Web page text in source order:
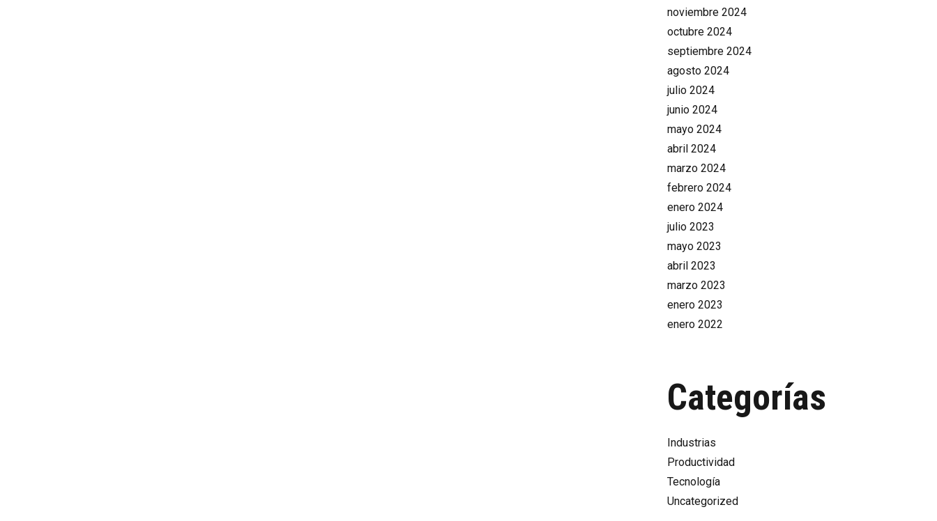
noviembre 2024
octubre 2024
septiembre 2024
agosto 2024
julio 2024
junio 2024
mayo 2024
abril 2024
marzo 2024
febrero 2024
enero 2024
julio 2023
mayo 2023
abril 2023
marzo 2023
enero 2023
enero 2022
Categorías
Industrias
Productividad
Tecnología
Uncategorized